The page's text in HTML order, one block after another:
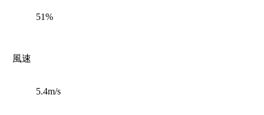
51%
風速
5.4m/s